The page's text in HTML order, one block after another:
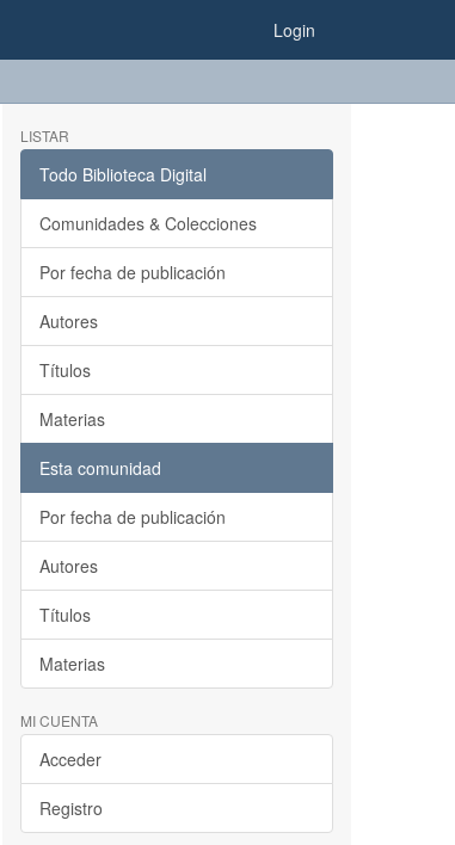
Login
LISTAR
Todo Biblioteca Digital
Comunidades & Colecciones
Por fecha de publicación
Autores
Títulos
Materias
Esta comunidad
Por fecha de publicación
Autores
Títulos
Materias
MI CUENTA
Acceder
Registro